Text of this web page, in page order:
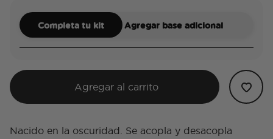
Completa tu kit Agregar base adicional
Agregar al carrito
Nacido en la oscuridad. Se acopla y desacopla